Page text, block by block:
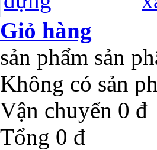
Giỏ hàng
sản phẩm sản
Không có sản
Vận chuyển 0 đ
Tổng 0 đ